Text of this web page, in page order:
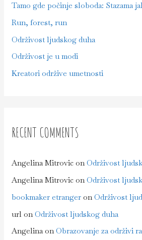
o
r
:
Tamo gde počinje sloboda: Stazama
Run, forest, run
Održivost ljudskog duha
Održivost je u modi
Kreatori održive umetnosti
RECENT COMMENTS
Angelina Mitrovic onOdrživost
Angelina Mitrovic onOdrživost
bookmaker etranger onOdrživost
url onOdrživost ljudskog duha
AngelinaonObrazovanje za održivi